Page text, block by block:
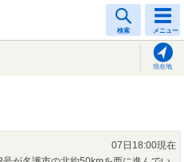
検索 メニュー
現在地
07日18:00現在